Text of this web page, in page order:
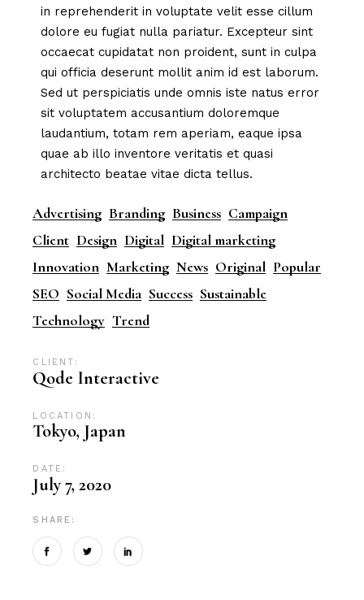
in reprehenderit in voluptate velit esse cillum
dolore eu fugiat nulla pariatur. Excepteur sint
occaecat cupidatat non proident, sunt in culpa
qui officia deserunt mollit anim id est laborum.
Sed ut perspiciatis unde omnis iste natus error
sit voluptatem accusantium doloremque
laudantium, totam rem aperiam, eaque ipsa
quae ab illo inventore veritatis et quasi
architecto beatae vitae dicta tellus.
Advertising Branding Business Campaign
Client Design Digital Digital marketing
Innovation Marketing News Original Popular
SEO Social Media Success Sustainable
Technology Trend
CLIENT:
Qode Interactive
LOCATION:
Tokyo, Japan
DATE:
July 7, 2020
SHARE: